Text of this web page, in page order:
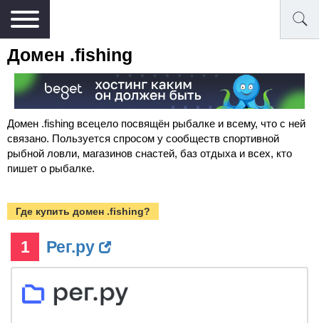
Домен .fishing
Домен .fishing всецело посвящён рыбалке и всему, что с ней
связано. Пользуется спросом у сообществ спортивной
рыбной ловли, магазинов снастей, баз отдыха и всех, кто
пишет о рыбалке.
Где купить домен .fishing?
1 Рег.ру